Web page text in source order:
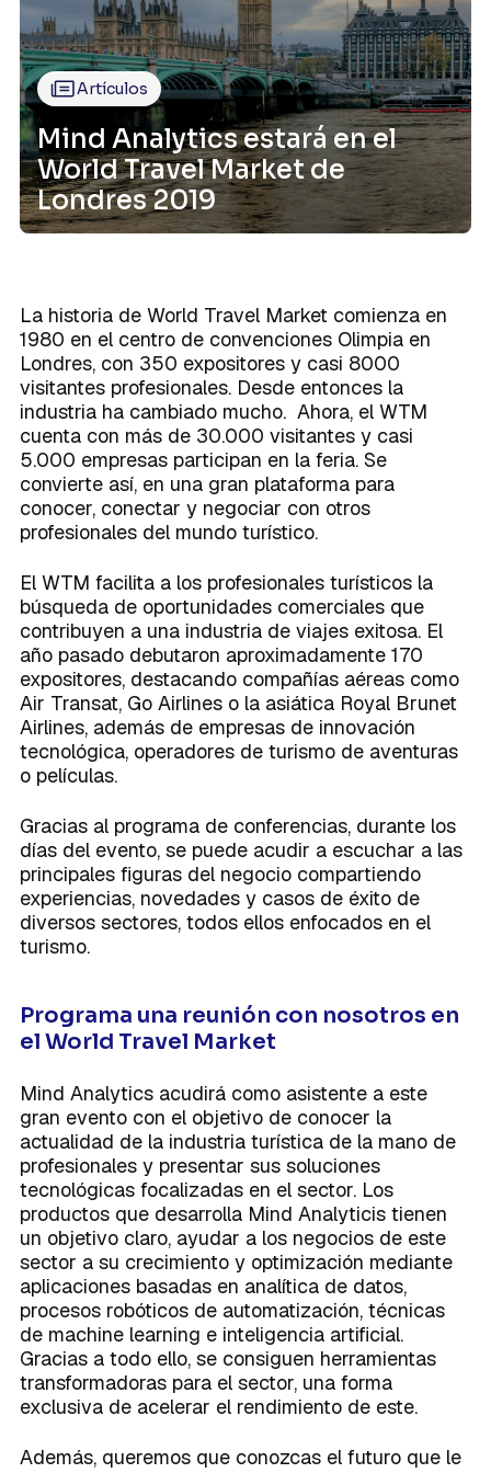
Integraciones
Caso de Éxito
Integraciones
Modelos de datos
Planes
sólidos que sustenten tu crecimiento.
Centralización de datos
La forma exitosa de disponer de una
visión única en la empresa.
Activación del dato
La brújula que toda empresa necesita
Conoce la terminología que habla el
lenguaje de los datos en un único
lugar.
Sobre Mind
Artículos
Mind Analytics estará en el
World Travel Market de
Londres 2019
La historia de World Travel Market comienza en
1980 en el centro de convenciones Olimpia en
Londres, con 350 expositores y casi 8000
visitantes profesionales. Desde entonces la
industria ha cambiado mucho. Ahora, el WTM
cuenta con más de 30.000 visitantes y casi
5.000 empresas participan en la feria. Se
convierte así, en una gran plataforma para
conocer, conectar y negociar con otros
profesionales del mundo turístico.
El WTM facilita a los profesionales turísticos la
búsqueda de oportunidades comerciales que
contribuyen a una industria de viajes exitosa. El
año pasado debutaron aproximadamente 170
expositores, destacando compañías aéreas como
Air Transat, Go Airlines o la asiática Royal Brunet
Airlines, además de empresas de innovación
tecnológica, operadores de turismo de aventuras
o películas.
Gracias al programa de conferencias, durante los
días del evento, se puede acudir a escuchar a las
principales figuras del negocio compartiendo
experiencias, novedades y casos de éxito de
diversos sectores, todos ellos enfocados en el
turismo.
Programa una reunión con nosotros en
el World Travel Market
Mind Analytics acudirá como asistente a este
gran evento con el objetivo de conocer la
actualidad de la industria turística de la mano de
profesionales y presentar sus soluciones
tecnológicas focalizadas en el sector. Los
productos que desarrolla Mind Analyticis tienen
un objetivo claro, ayudar a los negocios de este
sector a su crecimiento y optimización mediante
aplicaciones basadas en analítica de datos,
procesos robóticos de automatización, técnicas
de machine learning e inteligencia artificial.
Gracias a todo ello, se consiguen herramientas
transformadoras para el sector, una forma
exclusiva de acelerar el rendimiento de este.
Además, queremos que conozcas el futuro que le